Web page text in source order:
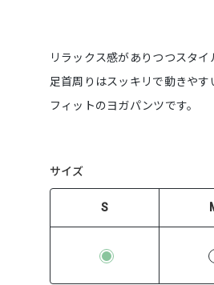
リラックス感がありつつスタイ
足首周りはスッキリで動きや
フィットのヨガパンツです。
サイズ
S